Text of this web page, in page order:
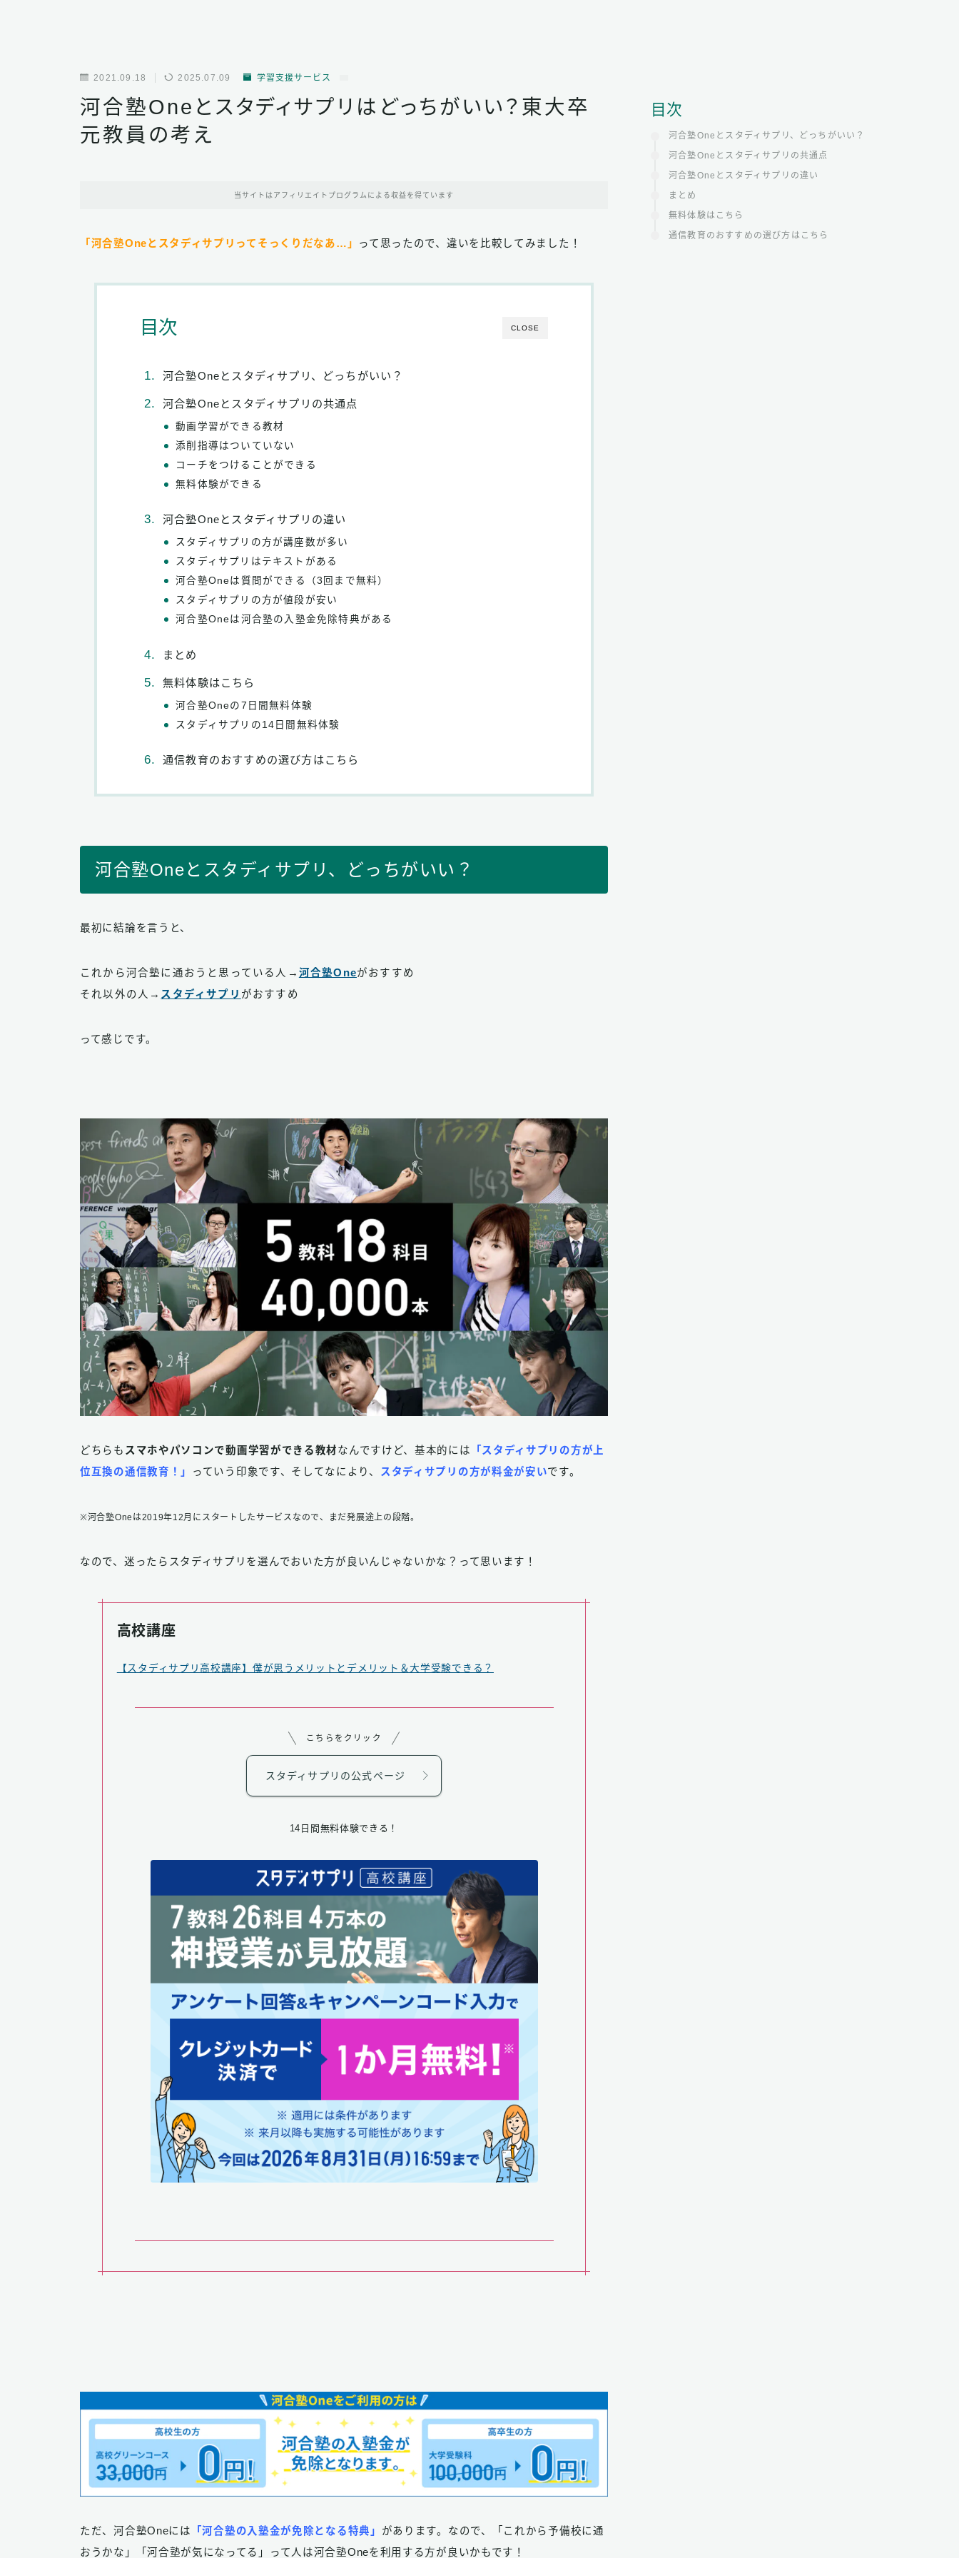
2021.09.18 2025.07.09 学習支援サービス
河合塾Oneとスタディサプリはどっちがいい？東大卒
元教員の考え
当サイトはアフィリエイトプログラムによる収益を得ています
「河合塾Oneとスタディサプリってそっくりだなあ…」 って思ったので、違いを比較してみました！
CLOSE
目次
河合塾Oneとスタディサプリ、どっちがいい？
河合塾Oneとスタディサプリの共通点
動画学習ができる教材
添削指導はついていない
コーチをつけることができる
無料体験ができる
河合塾Oneとスタディサプリの違い
スタディサプリの方が講座数が多い
スタディサプリはテキストがある
河合塾Oneは質問ができる（3回まで無料）
スタディサプリの方が値段が安い
河合塾Oneは河合塾の入塾金免除特典がある
まとめ
無料体験はこちら
河合塾Oneの7日間無料体験
スタディサプリの14日間無料体験
通信教育のおすすめの選び方はこちら
河合塾Oneとスタディサプリ、どっちがいい？
最初に結論を言うと、
これから河合塾に通おうと思っている人→ 河合塾Oneがおすすめ
それ以外の人→ スタディサプリ がおすすめ
って感じです。
どちらも スマホやパソコンで動画学習ができる教材なんですけど、基本的には 「スタディサプリの方が上
位互換の通信教育！」
っていう印象です、そしてなにより、 スタディサプリの方が料金が安いです。
※河合塾Oneは2019年12月にスタートしたサービスなので、まだ発展途上の段階。
なので、迷ったらスタディサプリを選んでおいた方が良いんじゃないかな？って思います！
高校講座
【スタディサプリ高校講座】僕が思うメリットとデメリット＆大学受験できる？
こちらをクリック
スタディサプリの公式ページ
14日間無料体験できる！
ただ、河合塾Oneには 「河合塾の入塾金が免除となる特典」 があります。なので、「これから予備校に通
おうかな」「河合塾が気になってる」って人は河合塾Oneを利用する方が良いかもです！
目次
河合塾Oneとスタディサプリ、どっちがいい？
河合塾Oneとスタディサプリの共通点
河合塾Oneとスタディサプリの違い
まとめ
無料体験はこちら
通信教育のおすすめの選び方はこちら